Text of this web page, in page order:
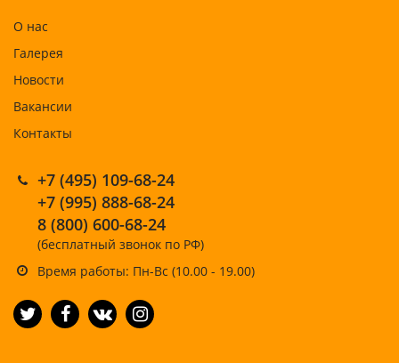
О нас
Галерея
Новости
Вакансии
Контакты
+7 (495) 109-68-24
+7 (995) 888-68-24
8 (800) 600-68-24
(бесплатный звонок по РФ)
Время работы: Пн-Вс (10.00 - 19.00)